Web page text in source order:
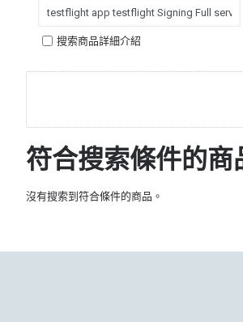
搜索商品詳細介紹
符合搜索條件的商
沒有搜索到符合條件的商品。